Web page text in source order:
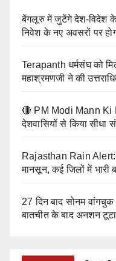
बेंगलूरु में जुटेंगे देश-विदेश के
निवेश के नए अवसरों पर
Terapanth धर्मसंघ को
महाश्रमणजी ने की
🔴 PM Modi Mann
देशवासियों से किया सीधा
Rajasthan Rain
मानसून, कई जिलों में भारी
27 दिन बाद सोनम
बातचीत के बाद अनशन टूटा